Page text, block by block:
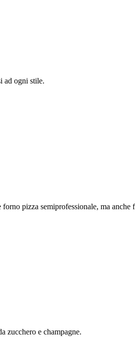
ad ogni stile.
pizza semiprofessionale, ma
zucchero e champagne.